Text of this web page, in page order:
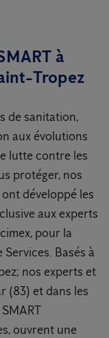
à
Tropez
de sanitation,
aux évolutions
lutte contre les
protéger, nos
développé les
aux experts
pour la
Basés à
nos experts et
(83) et dans les
ouvrent une